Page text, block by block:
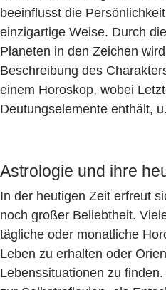
beeinflusst die
einzigartige Weise. Durch
Planeten in den Zeichen
Beschreibung des
einem Horoskop, wobei
Deutungselemente enthält,
Astrologie und ihre
In der heutigen Zeit erfreut
noch großer Beliebtheit.
tägliche oder monatliche
Leben zu erhalten oder
Lebenssituationen zu